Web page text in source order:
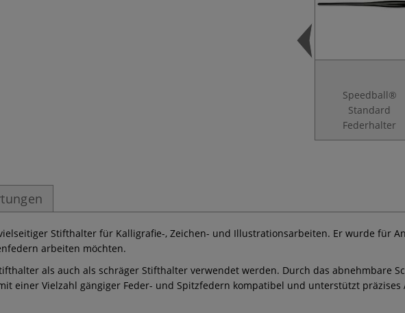
Speedball®
Standard
Federhalter
Stifthalter für Kalligrafie-, Zeichen- und Illustrationsarbeiten. Er wurde für
arbeiten möchten.
als auch als schräger Stifthalter verwendet werden. Durch das abnehmbare
einer Vielzahl gängiger Feder- und Spitzfedern kompatibel und unterstützt